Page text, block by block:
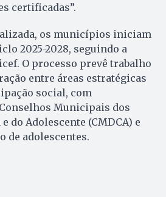
certificadas”.
os municípios iniciam
2025-2028, seguindo a
O processo prevê trabalho
entre áreas estratégicas
social, com
Municipais dos
do Adolescente (CMDCA) e
de adolescentes.